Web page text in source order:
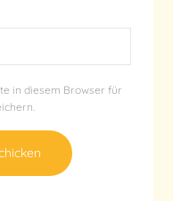
in diesem Browser für